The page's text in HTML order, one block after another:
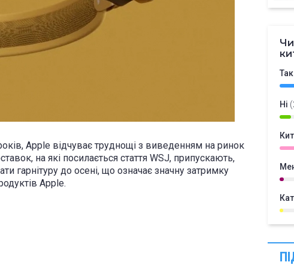
Apple відчуває труднощі з виведенням на ринок
на які посилається стаття WSJ, припускають,
гарнітуру до осені, що означає значну затримку
Apple.
Так
Ні